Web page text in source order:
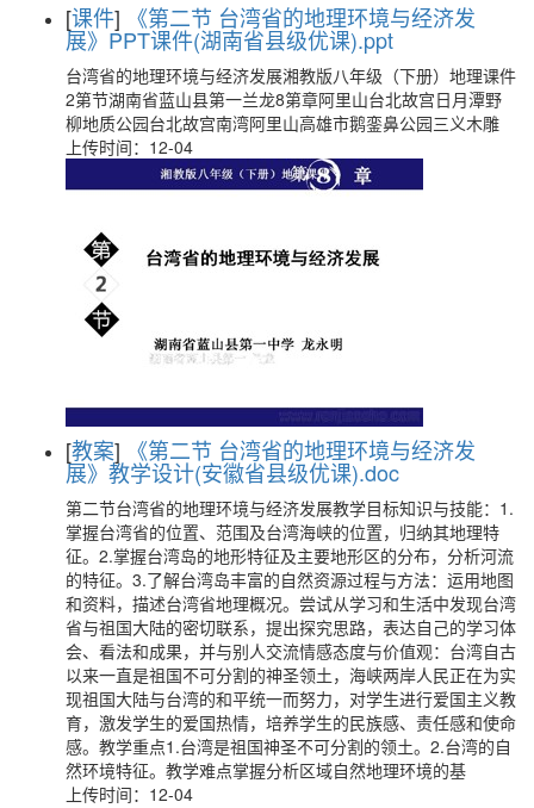
[课件] 《第二节 台湾省的地理环境与经济发
展》PPT课件(湖南省县级优课).ppt
台湾省的地理环境与经济发展湘教版八年级（下册）地理课件
2第节湖南省蓝山县第一兰龙8第章阿里山台北故宫日月潭野
柳地质公园台北故宫南湾阿里山高雄市鹅銮鼻公园三义木雕
上传时间：12-04
[教案] 《第二节 台湾省的地理环境与经济发
展》教学设计(安徽省县级优课).doc
第二节台湾省的地理环境与经济发展教学目标知识与技能：1.
掌握台湾省的位置、范围及台湾海峡的位置，归纳其地理特
征。2.掌握台湾岛的地形特征及主要地形区的分布，分析河流
的特征。3.了解台湾岛丰富的自然资源过程与方法：运用地图
和资料，描述台湾省地理概况。尝试从学习和生活中发现台湾
省与祖国大陆的密切联系，提出探究思路，表达自己的学习体
会、看法和成果，并与别人交流情感态度与价值观：台湾自古
以来一直是祖国不可分割的神圣领土，海峡两岸人民正在为实
现祖国大陆与台湾的和平统一而努力，对学生进行爱国主义教
育，激发学生的爱国热情，培养学生的民族感、责任感和使命
感。教学重点1.台湾是祖国神圣不可分割的领土。2.台湾的自
然环境特征。教学难点掌握分析区域自然地理环境的基
上传时间：12-04